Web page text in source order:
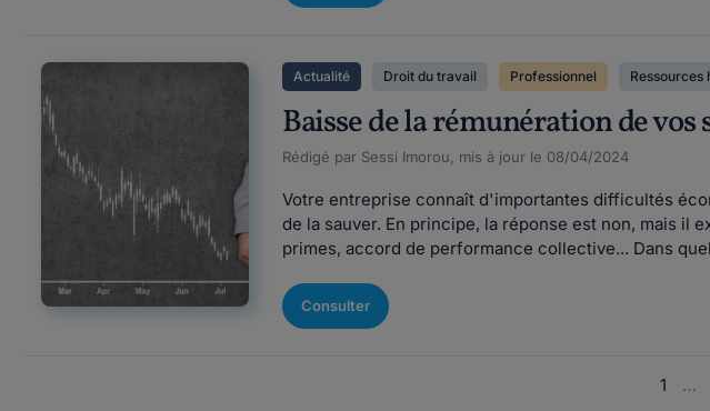
Actualité Droit du travail Professionnel Ressources
Baisse de la rémunération de
Rédigé par Sessi Imorou, mis à jour le 08/04/2024
Votre entreprise connaît d'importantes difficultés
de la sauver. En principe, la réponse est non, mais
primes, accord de performance collective... Dans
Consulter
1 …